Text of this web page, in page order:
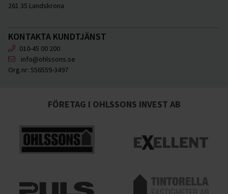
261 35 Landskrona
KONTAKTA KUNDTJÄNST
010-45 00 200
info@ohlssons.se
Org.nr: 556559-3497
FÖRETAG I OHLSSONS INVEST AB